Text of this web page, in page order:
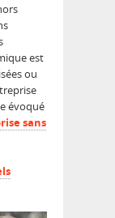
est
ou
évoqué
sans